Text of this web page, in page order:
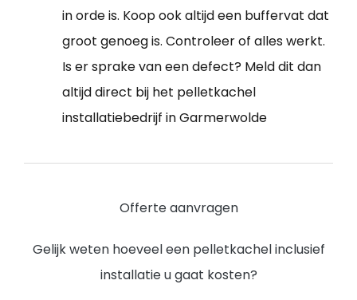
in orde is. Koop ook altijd een buffervat dat
groot genoeg is. Controleer of alles werkt.
Is er sprake van een defect? Meld dit dan
altijd direct bij het pelletkachel
installatiebedrijf in Garmerwolde
Offerte aanvragen
Gelijk weten hoeveel een pelletkachel inclusief
installatie u gaat kosten?